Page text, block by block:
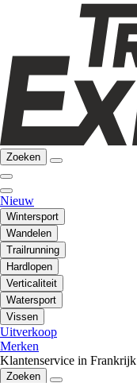
Zoeken
Nieuw
Wintersport
Wandelen
Trailrunning
Hardlopen
Verticaliteit
Watersport
Vissen
Uitverkoop
Merken
Klantenservice in Frankrijk
Zoeken